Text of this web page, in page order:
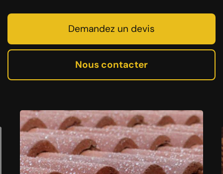
Demandez un devis
Nous contacter